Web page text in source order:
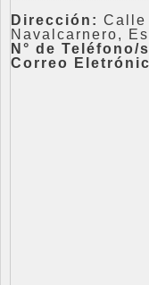
Dirección: Calle
Navalcarnero,
N° de Teléfono/
Correo